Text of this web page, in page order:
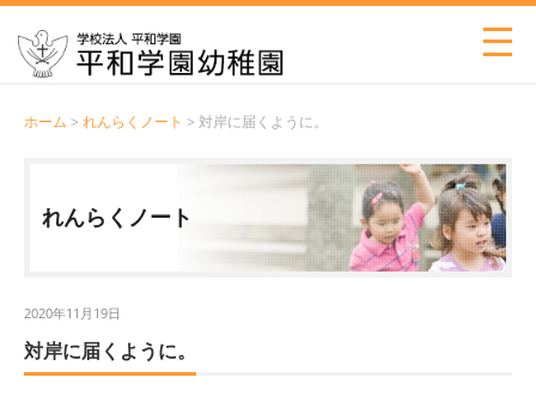
ホーム > れんらくノート > 対岸に届くように。
れんらくノート
2020年11月19日
対岸に届くように。